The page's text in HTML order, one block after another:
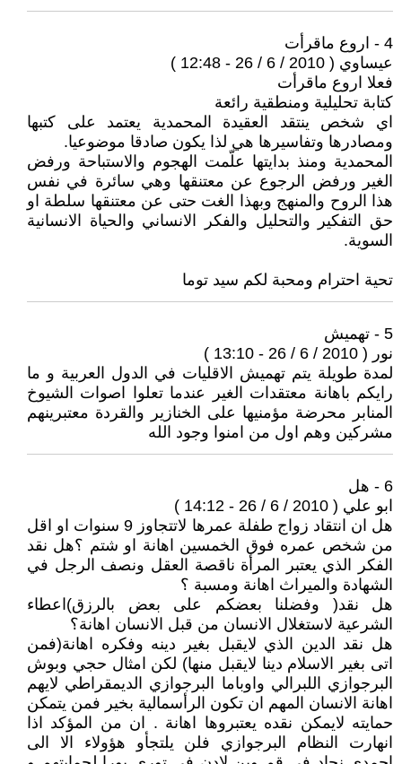
4 - اروع ماقرأت
عيساوي ( 2010 / 6 / 26 - 12:48 )
فعلا اروع ماقرأت
كتابة تحليلية ومنطقية رائعة
اي شخص ينتقد العقيدة المحمدية يعتمد على كتبها
ومصادرها وتفاسيرها هي لذا يكون صادقا موضوعيا.
المحمدية ومنذ بدايتها علّمت الهجوم والاستباحة ورفض
الغير ورفض الرجوع عن معتنقها وهي سائرة في نفس
هذا الروح والمنهج وبهذا الغت حتى عن معتنقها سلطة او
حق التفكير والتحليل والفكر الانساني والحياة الانسانية
السوية.
تحية احترام ومحبة لكم سيد توما
5 - تهميش
نور ( 2010 / 6 / 26 - 13:10 )
لمدة طويلة يتم تهميش الاقليات في الدول العربية و ما
رايكم باهانة معتقدات الغير عندما تعلوا اصوات الشيوخ
المنابر محرضة مؤمنيها على الخنازير والقردة معتبرينهم
مشركين وهم اول من امنوا وجود الله
6 - هل
ابو علي ( 2010 / 6 / 26 - 14:12 )
هل ان انتقاد زواج طفلة عمرها لاتتجاوز 9 سنوات او اقل
من شخص عمره فوق الخمسين اهانة او شتم ؟هل نقد
الفكر الذي يعتبر المرأة ناقصة العقل ونصف الرجل في
الشهادة والميراث اهانة ومسبة ؟
هل نقد( وفضلنا بعضكم على بعض بالرزق)اعطاء
الشرعية لاستغلال الانسان من قبل الانسان اهانة؟
هل نقد الدين الذي لايقبل بغير دينه وفكره اهانة(فمن
اتى بغير الاسلام دينا لايقبل منها) لكن امثال حجي وبوش
البرجوازي اللبرالي واوباما البرجوازي الديمقراطي لايهم
اهانة الانسان المهم ان تكون الرأسمالية بخير فمن يتمكن
حمايته لايمكن نقده يعتبروها اهانة . ان من المؤكد اذا
انهارت النظام البرجوازي فلن يلتجأو هؤولاء الا الى